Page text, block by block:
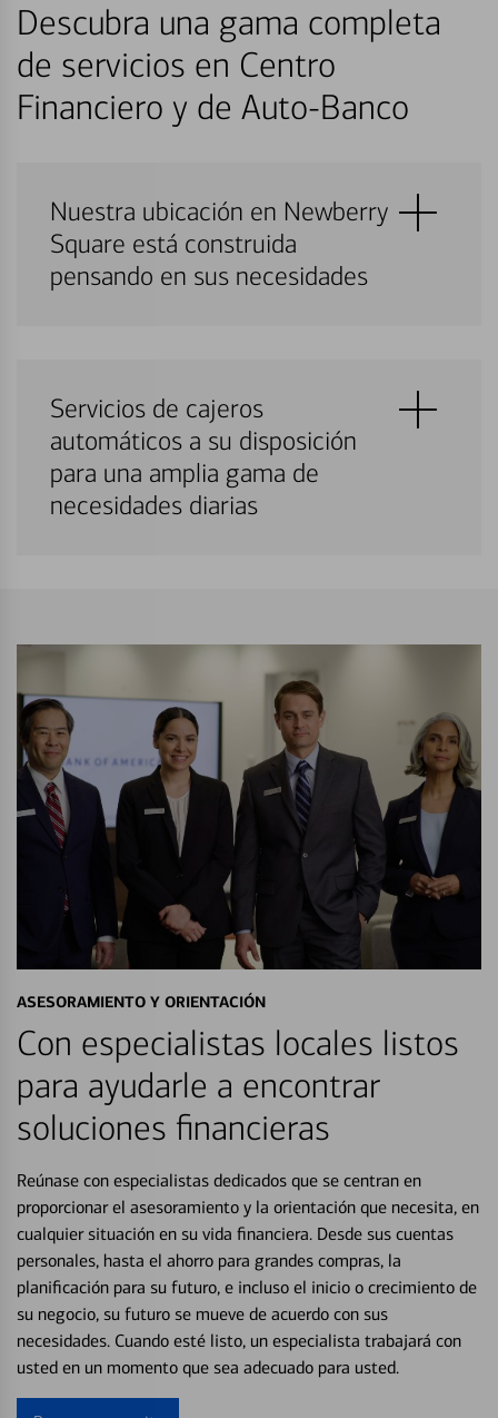
Descubra una gama completa
de servicios en Centro
Financiero y de Auto-Banco
Nuestra ubicación en Newberry
Square está construida
pensando en sus necesidades
Servicios de cajeros
automáticos a su disposición
para una amplia gama de
necesidades diarias
ASESORAMIENTO Y ORIENTACIÓN
Con especialistas locales listos
para ayudarle a encontrar
soluciones financieras
Reúnase con especialistas dedicados que se centran en
proporcionar el asesoramiento y la orientación que necesita, en
cualquier situación en su vida financiera. Desde sus cuentas
personales, hasta el ahorro para grandes compras, la
planificación para su futuro, e incluso el inicio o crecimiento de
su negocio, su futuro se mueve de acuerdo con sus
necesidades. Cuando esté listo, un especialista trabajará con
usted en un momento que sea adecuado para usted.